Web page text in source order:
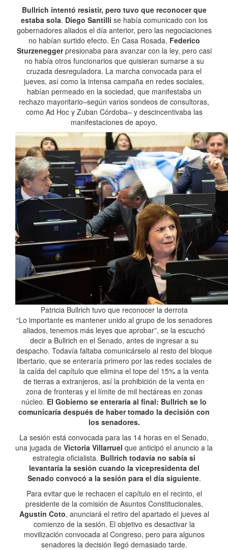
Bullrich intentó resistir, pero tuvo que reconocer que
estaba sola. Diego Santilli se había comunicado con los
gobernadores aliados el día anterior, pero las negociaciones
no habían surtido efecto. En Casa Rosada, Federico
Sturzeneggerpresionaba para avanzar con la ley, pero casi
no había otros funcionarios que quisieran sumarse a su
cruzada desreguladora. La marcha convocada para el
jueves, así como la intensa campaña en redes sociales,
habían permeado en la sociedad, que manifestaba un
rechazo mayoritario–según varios sondeos de consultoras,
como Ad Hoc y Zuban Córdoba– y descincentivaba las
manifestaciones de apoyo.
Patricia Bullrich tuvo que reconocer la derrota
“Lo importante es mantener unido al grupo de los senadores
aliados, tenemos más leyes que aprobar”, se la escuchó
decir a Bullrich en el Senado, antes de ingresar a su
despacho. Todavía faltaba comunicárselo al resto del bloque
libertario, que se enteraría primero por las redes sociales de
la caída del capítulo que elimina el tope del 15% a la venta
de tierras a extranjeros, así la prohibición de la venta en
zona de fronteras y el límite de mil hectáreas en zonas
núcleo. El Gobierno se enteraría al final: Bullrich se lo
comunicaría después de haber tomado la decisión con
los senadores.
La sesión está convocada para las 14 horas en el Senado,
una jugada de Victoria Villarruel que anticipó el anuncio a la
estrategia oficialista. Bullrich todavía no sabía si
levantaría la sesión cuando la vicepresidenta del
Senado convocó a la sesión para el día siguiente.
Para evitar que le rechacen el capítulo en el recinto, el
presidente de la comisión de Asuntos Constitucionales,
Agustín Coto, anunciará el retiro del apartado el jueves al
comienzo de la sesión. El objetivo es desactivar la
movilización convocada al Congreso, pero para algunos
senadores la decisión llegó demasiado tarde.